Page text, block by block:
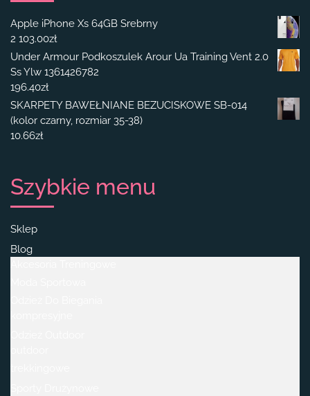
Apple iPhone Xs 64GB Srebrny
2 103.00zł
Under Armour Podkoszulek Arour Ua Training Vent 2.0
Ss Ylw 1361426782
196.40zł
SKARPETY BAWEŁNIANE BEZUCISKOWE SB-014
(kolor czarny, rozmiar 35-38)
10.66zł
Szybkie menu
Sklep
Blog